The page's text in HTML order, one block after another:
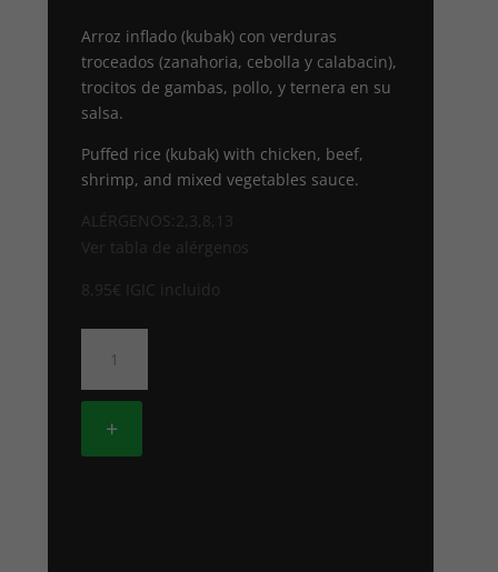
Arroz inflado (kubak) con verduras
troceados (zanahoria, cebolla y calabacin),
trocitos de gambas, pollo, y ternera en su
salsa.
Puffed rice (kubak) with chicken, beef,
shrimp, and mixed vegetables sauce.
ALÉRGENOS:2,3,8,13
Ver tabla de alérgenos
8,95€ IGIC incluido
ARROZ
TOSTADO
+